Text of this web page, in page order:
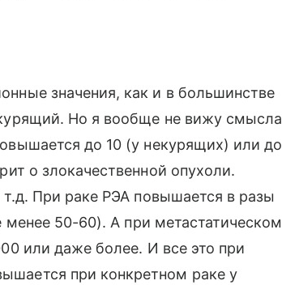
значения, как и в большинстве
Но я вообще не вижу смысла
до 10 (у некурящих) или до
о злокачественной опухоли.
т.д. При раке РЭА повышается в разы
50-60). А при метастатическом
или даже более. И все это при
при конкретном раке у